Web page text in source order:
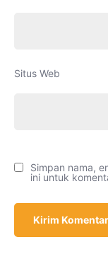
Situs Web
Simpan nama,
ini untuk